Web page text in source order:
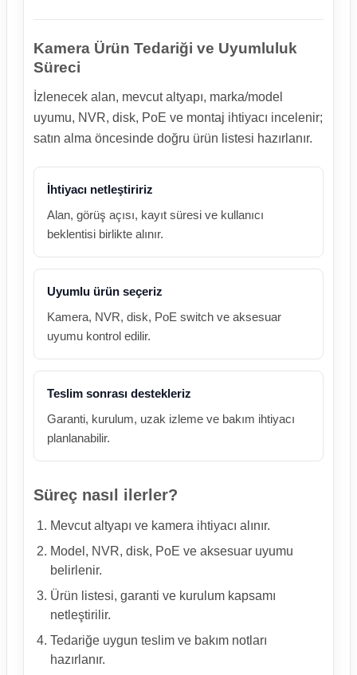
Kamera Ürün Tedariği ve Uyumluluk
Süreci
İzlenecek alan, mevcut altyapı, marka/model
uyumu, NVR, disk, PoE ve montaj ihtiyacı incelenir;
satın alma öncesinde doğru ürün listesi hazırlanır.
İhtiyacı netleştiririz
Alan, görüş açısı, kayıt süresi ve kullanıcı
beklentisi birlikte alınır.
Uyumlu ürün seçeriz
Kamera, NVR, disk, PoE switch ve aksesuar
uyumu kontrol edilir.
Teslim sonrası destekleriz
Garanti, kurulum, uzak izleme ve bakım ihtiyacı
planlanabilir.
Süreç nasıl ilerler?
Mevcut altyapı ve kamera ihtiyacı alınır.
Model, NVR, disk, PoE ve aksesuar uyumu
belirlenir.
Ürün listesi, garanti ve kurulum kapsamı
netleştirilir.
Tedariğe uygun teslim ve bakım notları
hazırlanır.